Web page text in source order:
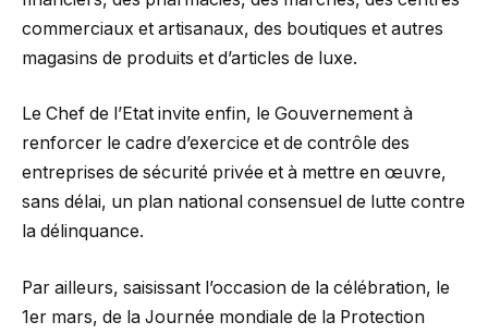
commerciaux et artisanaux, des boutiques et autres
magasins de produits et d’articles de luxe.
Le Chef de l’Etat invite enfin, le Gouvernement à
renforcer le cadre d’exercice et de contrôle des
entreprises de sécurité privée et à mettre en œuvre,
sans délai, un plan national consensuel de lutte contre
la délinquance.
Par ailleurs, saisissant l’occasion de la célébration, le
1er mars, de la Journée mondiale de la Protection